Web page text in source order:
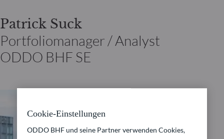
Patrick Suck
Portfoliomanager / Analyst
ODDO BHF SE
Cookie-Einstellungen
ODDO BHF und seine Partner verwenden Cookies,